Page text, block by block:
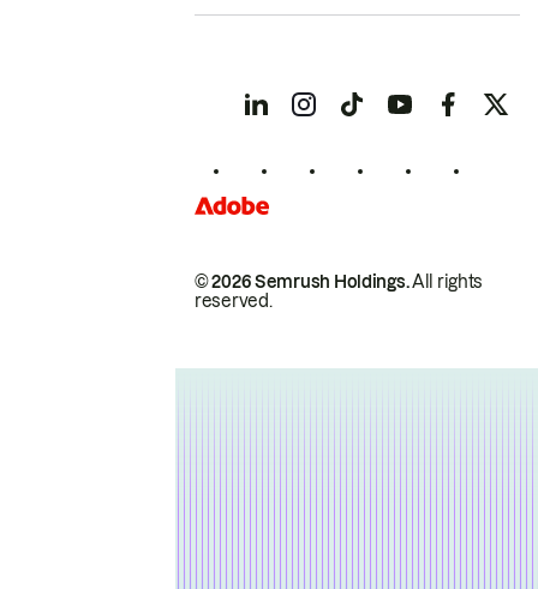
© 2026 Semrush Holdings.All rights
reserved.